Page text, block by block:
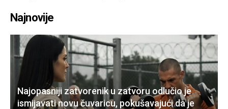
Najnovije
Najopasniji zatvorenik u zatvoru odlučio je
ismijavati novu čuvaricu, pokušavajući da je